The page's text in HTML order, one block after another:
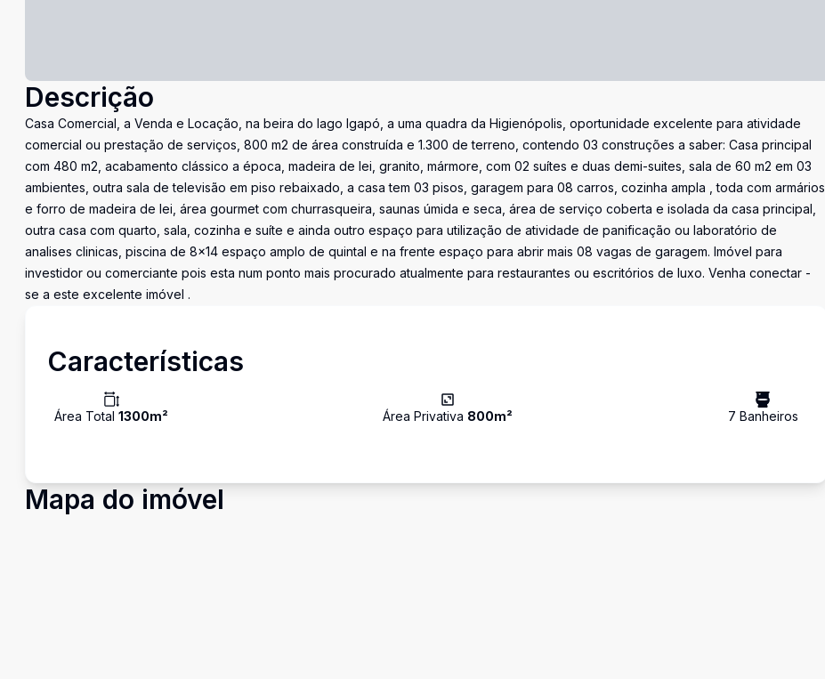
Descrição
Casa Comercial, a Venda e Locação, na beira do lago Igapó, a uma quadra da Higienópolis, oportunidade excelente para atividade
comercial ou prestação de serviços, 800 m2 de área construída e 1.300 de terreno, contendo 03 construções a saber: Casa principal
com 480 m2, acabamento clássico a época, madeira de lei, granito, mármore, com 02 suítes e duas demi-suites, sala de 60 m2 em 03
ambientes, outra sala de televisão em piso rebaixado, a casa tem 03 pisos, garagem para 08 carros, cozinha ampla , toda com armários
e forro de madeira de lei, área gourmet com churrasqueira, saunas úmida e seca, área de serviço coberta e isolada da casa principal,
outra casa com quarto, sala, cozinha e suíte e ainda outro espaço para utilização de atividade de panificação ou laboratório de
analises clinicas, piscina de 8x14 espaço amplo de quintal e na frente espaço para abrir mais 08 vagas de garagem. Imóvel para
investidor ou comerciante pois esta num ponto mais procurado atualmente para restaurantes ou escritórios de luxo. Venha conectar -
se a este excelente imóvel .
Características
Área Total 1300m² Área Privativa 800m² 7 Banheiros
Mapa do imóvel